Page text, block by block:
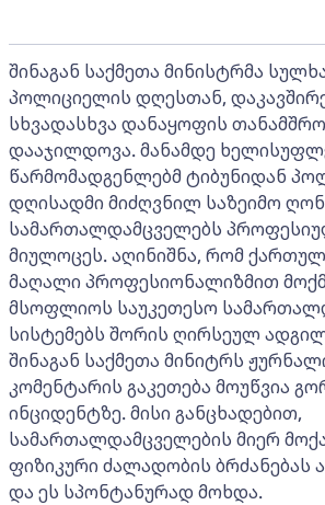
შინაგან საქმეთა მინისტრმა
პოლიციელის დღესთან,
სხვადასხვა დანაყოფის
დააჯილდოვა. მანამდე
წარმომადგენლებმ ტიბუნიდან
დღისადმი მიძღვნილ საზეიმო
სამართალდამცველებს
მიულოცეს. აღინიშნა, რომ
მაღალი პროფესიონალიზმით
მსოფლიოს საუკეთესო
სისტემებს შორის ღირსეულ
შინაგან საქმეთა მინიტრს
კომენტარის გაკეთება მოუწვია
ინციდენტზე. მისი განცხადებით,
სამართალდამცველების მიერ
ფიზიკური ძალადობის ბრძანებას
და ეს სპონტანურად მოხდა.